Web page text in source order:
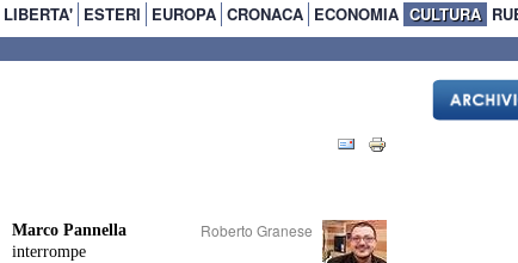
ESTERI EUROPA CRONACA ECONOMIA CULTURA
Roberto Granese
Marco Pannella
interrompe